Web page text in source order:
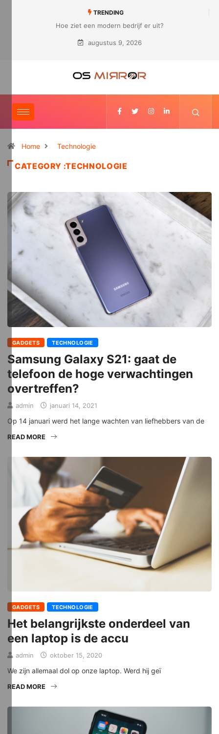
TRENDING
Hoe ziet een modern bedrijf er uit?
augustus 9, 2026
Home Technologie
CATEGORY :TECHNOLOGIE
GADGETS TECHNOLOGIE
Samsung Galaxy S21: gaat de
telefoon de hoge verwachtingen
overtreffen?
admin januari 14, 2021
Op 14 januari werd het lange wachten van liefhebbers van de
READ MORE
GADGETS TECHNOLOGIE
Het belangrijkste onderdeel van
een laptop is de accu
admin oktober 15, 2020
We zijn allemaal dol op onze laptop. Werd hij geï
READ MORE